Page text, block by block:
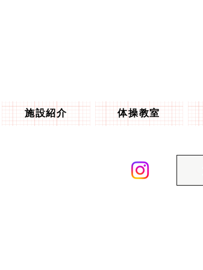
施設紹介 体操教室